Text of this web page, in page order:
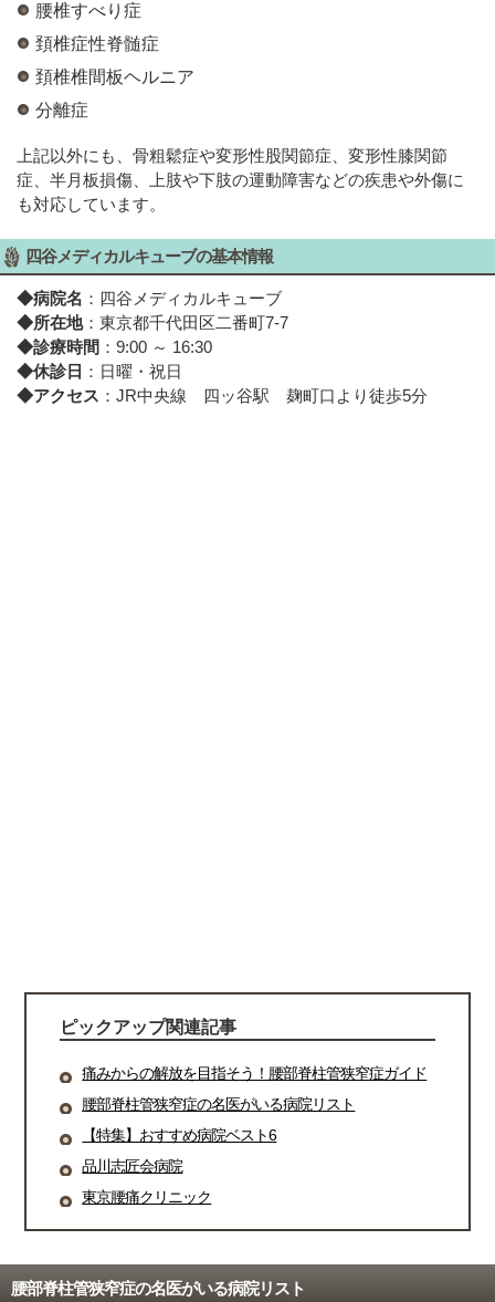
腰椎すべり症
頚椎症性脊髄症
頚椎椎間板ヘルニア
分離症
上記以外にも、骨粗鬆症や変形性股関節症、変形性膝関節
症、半月板損傷、上肢や下肢の運動障害などの疾患や外傷に
も対応しています。
四谷メディカルキューブの基本情報
◆病院名 ：四谷メディカルキューブ
◆所在地：東京都千代田区二番町7-7
◆診療時間 ：9:00 ～ 16:30
◆休診日 ：日曜・祝日
◆アクセス ：JR中央線 四ッ谷駅 麹町口より徒歩5分
ピックアップ関連記事
痛みからの解放を目指そう！腰部脊柱管狭窄症ガイド
腰部脊柱管狭窄症の名医がいる病院リスト
【特集】おすすめ病院ベスト6
品川志匠会病院
東京腰痛クリニック
腰部脊柱管狭窄症の名医がいる病院リスト